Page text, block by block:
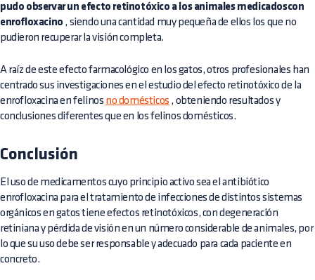
pudo observar un efecto retinotóxico a los animales medicadoscon
enrofloxacino , siendo una cantidad muy pequeña de ellos los que no
pudieron recuperar la visión completa.
A raíz de este efecto farmacológico en los gatos, otros profesionales han
centrado sus investigaciones en el estudio del efecto retinotóxico de la
enrofloxacina en felinos no domésticos , obteniendo resultados y
conclusiones diferentes que en los felinos domésticos.
Conclusión
El uso de medicamentos cuyo principio activo sea el antibiótico
enrofloxacina para el tratamiento de infecciones de distintos sistemas
orgánicos en gatos tiene efectos retinotóxicos, con degeneración
retiniana y pérdida de visión en un número considerable de animales, por
lo que su uso debe ser responsable y adecuado para cada paciente en
concreto.